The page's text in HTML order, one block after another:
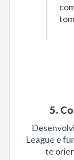
5.
League e
te